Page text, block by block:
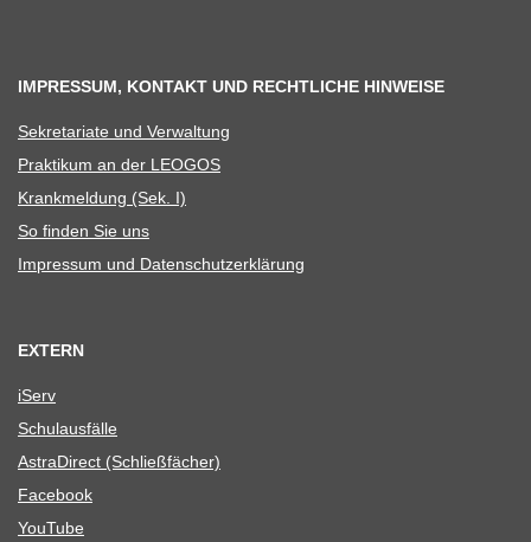
IMPRESSUM, KONTAKT UND RECHTLICHE HINWEISE
Sekre­ta­riate und Verwaltung
Prak­ti­kum an der LEOGOS
Krank­mel­dung (Sek. I)
So fin­den Sie uns
Impres­sum und Datenschutzerklärung
EXTERN
iServ
Schul­aus­fälle
Astra­Di­rect (Schließ­fä­cher)
Face­book
You­Tube